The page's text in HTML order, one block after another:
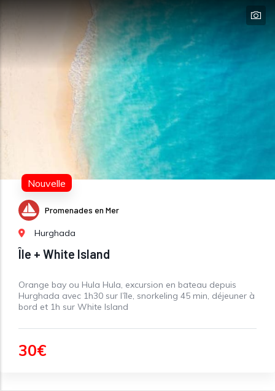
Nouvelle
Promenades en Mer
Hurghada
Île + White Island
Orange bay ou Hula Hula, excursion en bateau depuis
Hurghada avec 1h30 sur l’île, snorkeling 45 min, déjeuner à
bord et 1h sur White Island
30€